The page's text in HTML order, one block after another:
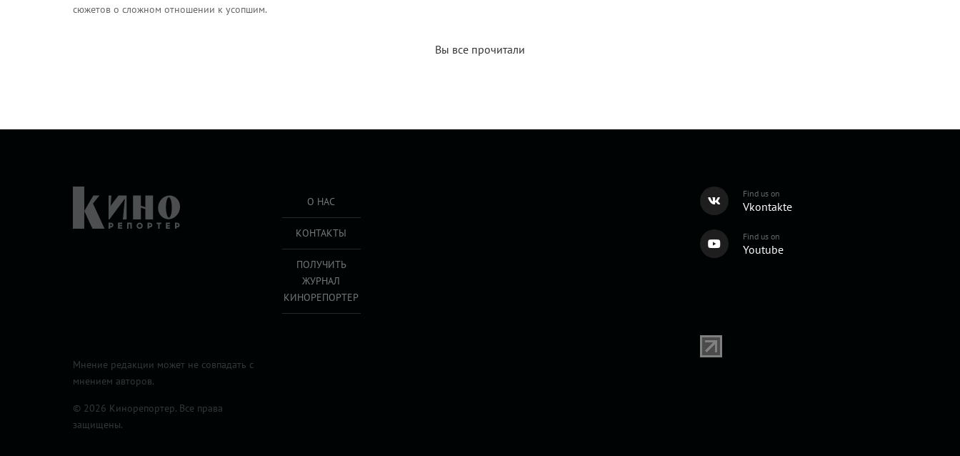
сюжетов о сложном отношении к усопшим.
Вы все прочитали
О НАС
КОНТАКТЫ
ПОЛУЧИТЬ
ЖУРНАЛ
КИНОРЕПОРТЕР
Find us on
Vkontakte
Find us on
Youtube
Мнение редакции может не совпадать с
мнением авторов.
© 2026 Кинорепортер. Все права
защищены.